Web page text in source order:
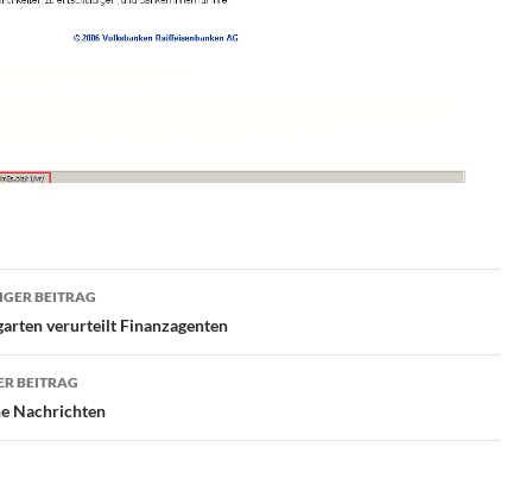
BEITRAG
verurteilt Finanzagenten
BEITRAG
Nachrichten